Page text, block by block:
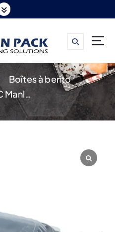
Boîtes à bento
WL-1C Manluen Bento Box